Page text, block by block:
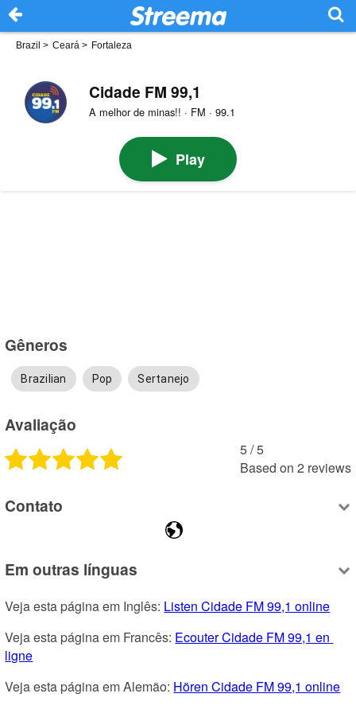
Brazil > Ceará > Fortaleza
Cidade FM 99,1
A melhor de minas!! · FM · 99.1
Play
Gêneros
Brazilian Pop Sertanejo
Avaliação
5 /5
Based on 2 reviews
Contato
Em outras línguas
Veja esta página em Inglês: Listen Cidade FM 99,1 online
Veja esta página em Francês: Ecouter Cidade FM 99,1 en
ligne
Veja esta página em Alemão: Hören Cidade FM 99,1 online